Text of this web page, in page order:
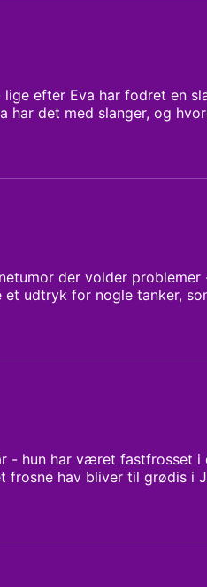
efter Eva har fodret en
har det med slanger, og
der volder
udtryk for nogle tanker,
- hun har været fastfrosset i
frosne hav bliver til grødis i